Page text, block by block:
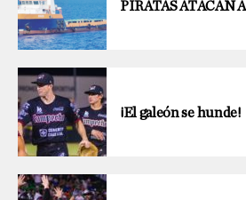
PIRATAS ATACAN
¡El galeón se hunde!